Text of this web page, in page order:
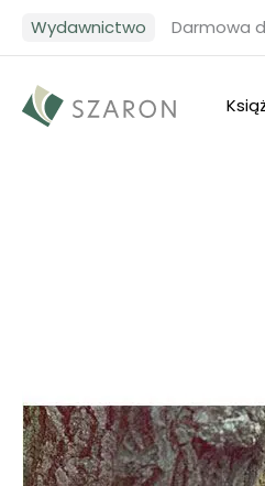
Wydawnictwo Darmowa